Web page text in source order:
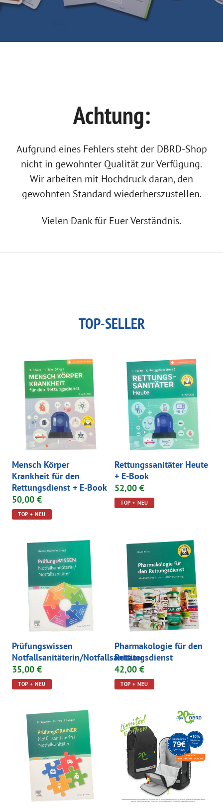
Achtung:
Aufgrund eines Fehlers steht der DBRD-Shop
nicht in gewohnter Qualität zur Verfügung.
Wir arbeiten mit Hochdruck daran, den
gewohnten Standard wiederherszustellen.
Vielen Dank für Euer Verständnis.
TOP-SELLER
Mensch Körper
Krankheit für den
Rettungsdienst + E-Book
50,00 €
TOP + NEU
Rettungssanitäter Heute
+ E-Book
52,00 €
TOP + NEU
Prüfungswissen
Notfallsanitäterin/Notfallsanitäter
35,00 €
TOP + NEU
Pharmakologie für den
Rettungsdienst
42,00 €
TOP + NEU